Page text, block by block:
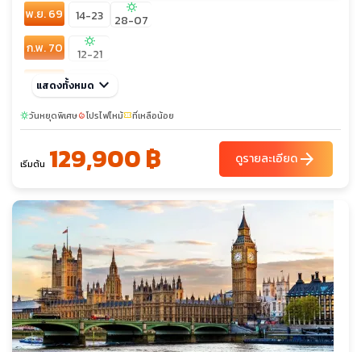
พ.ย. 69 14-23 sunny
28-07
ก.พ. 70
sunny
12-21
มี.ค. 70
05-14
แสดงทั้งหมด keyboard_arrow_down
sunnyวันหยุดพิเศษlocal_fire_departmentโปรไฟไหม้confirmation_numberที่เหลือน้อย
เริ่มต้น 129,900 ฿ ดูรายละเอียดarrow_forward